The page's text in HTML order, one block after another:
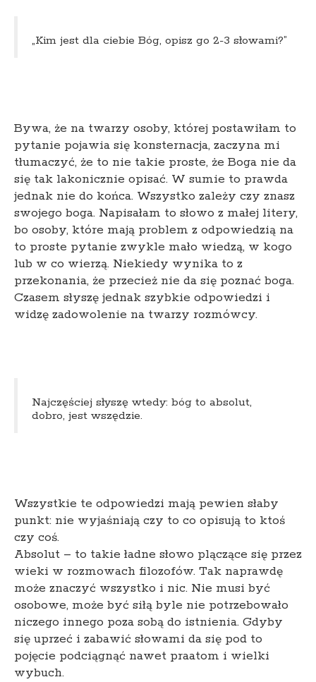
„Kim jest dla ciebie Bóg, opisz go 2-3 słowami?”
Bywa, że na twarzy osoby, której postawiłam to
pytanie pojawia się konsternacja, zaczyna mi
tłumaczyć, że to nie takie proste, że Boga nie da
się tak lakonicznie opisać. W sumie to prawda
jednak nie do końca. Wszystko zależy czy znasz
swojego boga. Napisałam to słowo z małej litery,
bo osoby, które mają problem z odpowiedzią na
to proste pytanie zwykle mało wiedzą, w kogo
lub w co wierzą. Niekiedy wynika to z
przekonania, że przecież nie da się poznać boga.
Czasem słyszę jednak szybkie odpowiedzi i
widzę zadowolenie na twarzy rozmówcy.
Najczęściej słyszę wtedy: bóg to absolut,
dobro, jest wszędzie.
Wszystkie te odpowiedzi mają pewien słaby
punkt: nie wyjaśniają czy to co opisują to ktoś
czy coś.
Absolut – to takie ładne słowo plączące się przez
wieki w rozmowach filozofów. Tak naprawdę
może znaczyć wszystko i nic. Nie musi być
osobowe, może być siłą byle nie potrzebowało
niczego innego poza sobą do istnienia. Gdyby
się uprzeć i zabawić słowami da się pod to
pojęcie podciągnąć nawet praatom i wielki
wybuch.